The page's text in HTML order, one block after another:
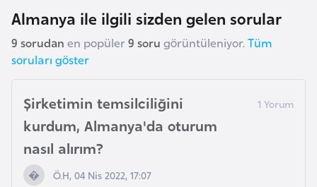
Almanya ile ilgili sizden gelen sorular
9 sorudan en popüler9 soru görüntüleniyor. Tüm
soruları göster
Şirketimin temsilciliğini
kurdum, Almanya'da oturum
nasıl alırım?
Ö.H, 04 Nis 2022, 17:07
g
a
r
i
s
t
a
n